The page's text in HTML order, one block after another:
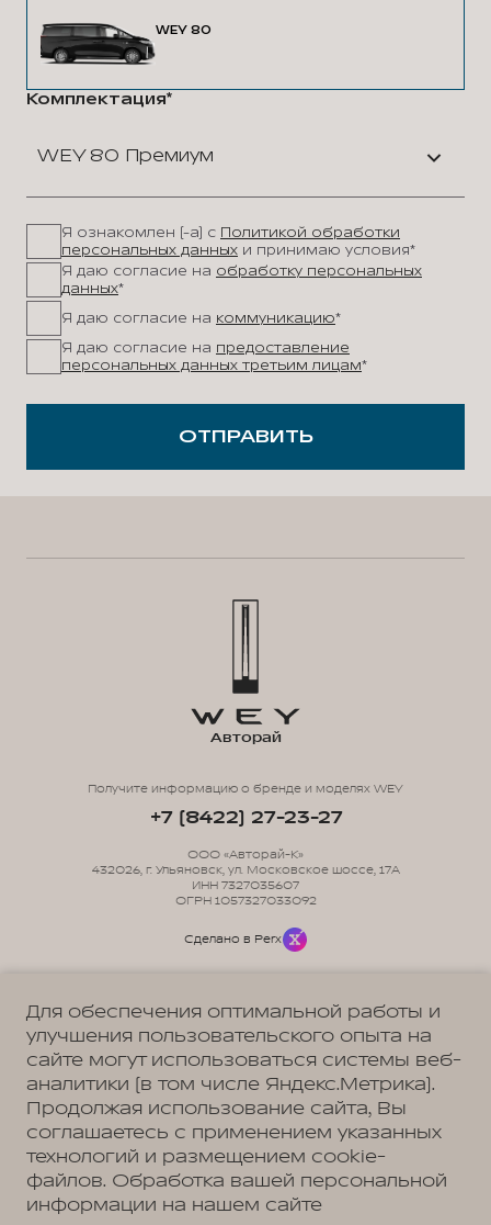
WEY 80
Комплектация*
WEY 80 Премиум
Я ознакомлен (-а) с Политикой обработки
персональных данных и принимаю условия*
Я даю согласие на обработку персональных
данных*
Я даю согласие на коммуникацию*
Я даю согласие на предоставление
персональных данных третьим лицам*
ОТПРАВИТЬ
Политика обработки персональных данных
Согласие на коммуникацию
Согласие на предоставление персональных данных третьим лицам
Согласие на обработку ПД
Авторай
Получите информацию о бренде и моделях WEY
+7 (8422) 27-23-27
ООО «Авторай-К»
432026, г. Ульяновск, ул. Московское шоссе, 17А
ИНН 7327035607
ОГРН 1057327033092
Сделано в Perx
Адрес
Для обеспечения оптимальной работы и
улучшения пользовательского опыта на
сайте могут использоваться системы веб-
аналитики (в том числе Яндекс.Метрика).
Продолжая использование сайта, Вы
соглашаетесь с применением указанных
технологий и размещением cookie-
файлов. Обработка вашей персональной
информации на нашем сайте